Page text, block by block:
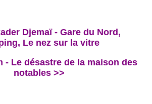
Djemaï - Gare du Nord,
Le nez sur la vitre
- Le désastre de la maison des
notables >>